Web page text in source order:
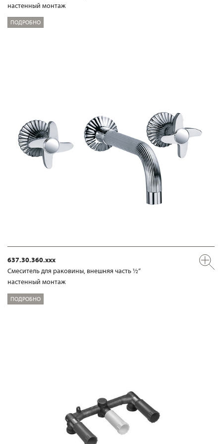
настенный монтаж
ПОДРОБНО
637.30.360.xxx
Смеситель для раковины, внешняя часть ½“
настенный монтаж
ПОДРОБНО